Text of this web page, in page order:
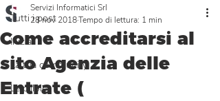
Tutti i post
Inizia
La tua community
Le pillole
Come accreditarsi al
sito Agenzia delle
Entrate (
Servizi Informatici Srl
28 nov 2018Tempo di lettura: 1 min